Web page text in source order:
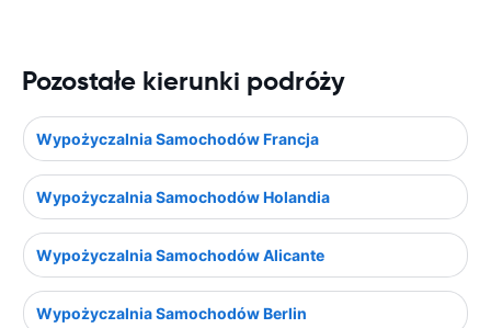
Pozostałe kierunki podróży
Wypożyczalnia Samochodów Francja
Wypożyczalnia Samochodów Holandia
Wypożyczalnia Samochodów Alicante
Wypożyczalnia Samochodów Berlin